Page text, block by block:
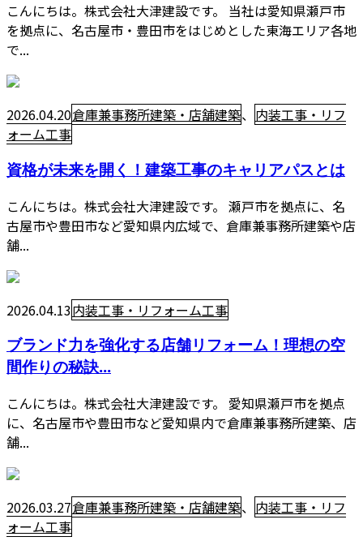
こんにちは。株式会社大津建設です。 当社は愛知県瀬戸市
を拠点に、名古屋市・豊田市をはじめとした東海エリア各地
で...
2026.04.20倉庫兼事務所建築・店舗建築、 内装工事・リフ
ォーム工事
資格が未来を開く！建築工事のキャリアパスとは
こんにちは。株式会社大津建設です。 瀬戸市を拠点に、名
古屋市や豊田市など愛知県内広域で、倉庫兼事務所建築や店
舗...
2026.04.13内装工事・リフォーム工事
ブランド力を強化する店舗リフォーム！理想の空
間作りの秘訣...
こんにちは。株式会社大津建設です。 愛知県瀬戸市を拠点
に、名古屋市や豊田市など愛知県内で倉庫兼事務所建築、店
舗...
2026.03.27倉庫兼事務所建築・店舗建築、 内装工事・リフ
ォーム工事